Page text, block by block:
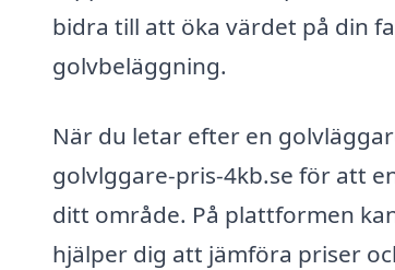
bidra till att öka värdet på din
golvbeläggning.
När du letar efter en
golvlggare-pris-4kb.se för att
ditt område. På plattformen
hjälper dig att jämföra priser